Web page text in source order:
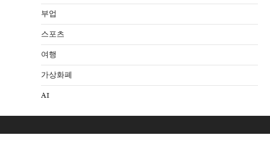
부업
스포츠
여행
가상화폐
AI